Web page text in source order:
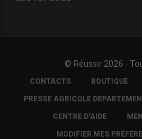
© Réussir 2026 -
FOOTER
COPYRIGHT
CONTACTS BOUTIQUE
PRESSE AGRICOLE
CENTRE D'AIDE
MODIFIER MES